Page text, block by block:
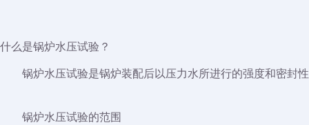
什么是锅炉水压试验？
锅炉水压试验是锅炉装配后以压力水所进行的强度和密封
锅炉水压试验的范围